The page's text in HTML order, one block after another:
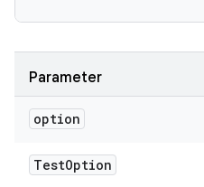
Parameter
option
TestOption